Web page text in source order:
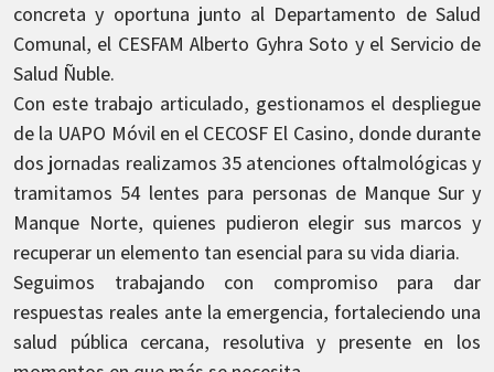
concreta y oportuna junto al Departamento de Salud
Comunal, el CESFAM Alberto Gyhra Soto y el Servicio de
Salud Ñuble.
Con este trabajo articulado, gestionamos el despliegue
de la UAPO Móvil en el CECOSF El Casino, donde durante
dos jornadas realizamos 35 atenciones oftalmológicas y
tramitamos 54 lentes para personas de Manque Sur y
Manque Norte, quienes pudieron elegir sus marcos y
recuperar un elemento tan esencial para su vida diaria.
Seguimos trabajando con compromiso para dar
respuestas reales ante la emergencia, fortaleciendo una
salud pública cercana, resolutiva y presente en los